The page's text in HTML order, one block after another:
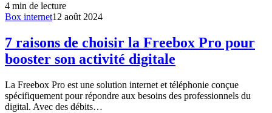
4 min de lecture
Box internet12 août 2024
7 raisons de choisir la Freebox Pro pour
booster son activité digitale
La Freebox Pro est une solution internet et téléphonie conçue
spécifiquement pour répondre aux besoins des professionnels du
digital. Avec des débits…